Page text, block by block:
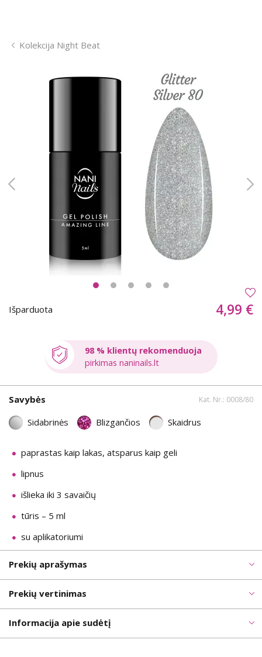
Kolekcija Night Beat
Išparduota 4,99 €
98 % klientų rekomenduoja
pirkimas naninails.lt
Savybės Kat. Nr.: 0008/80
Sidabrinės Blizgančios Skaidrus
paprastas kaip lakas, atsparus kaip geli
lipnus
išlieka iki 3 savaičių
tūris – 5 ml
su aplikatoriumi
Prekių aprašymas
Prekių vertinimas
Informacija apie sudėtį